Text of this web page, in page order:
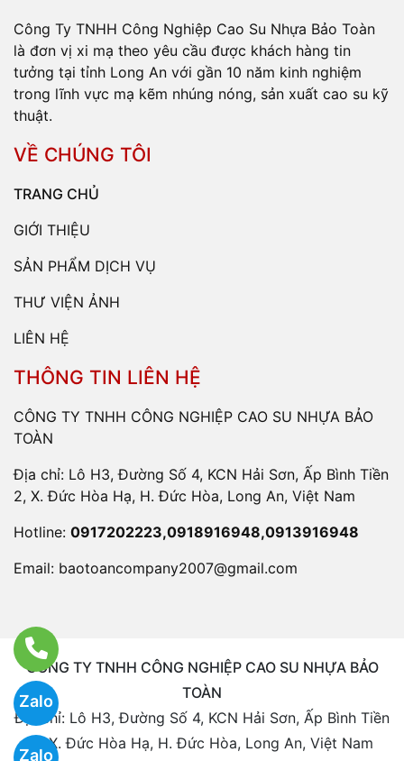
Zalo
Zalo
Công Ty TNHH Công Nghiệp Cao Su Nhựa Bảo Toàn
là đơn vị xi mạ theo yêu cầu được khách hàng tin
tưởng tại tỉnh Long An với gần 10 năm kinh nghiệm
trong lĩnh vực mạ kẽm nhúng nóng, sản xuất cao su kỹ
thuật.
VỀ CHÚNG TÔI
TRANG CHỦ
GIỚI THIỆU
SẢN PHẨM DỊCH VỤ
THƯ VIỆN ẢNH
LIÊN HỆ
THÔNG TIN LIÊN HỆ
CÔNG TY TNHH CÔNG NGHIỆP CAO SU NHỰA BẢO
TOÀN
Địa chỉ: Lô H3, Đường Số 4, KCN Hải Sơn, Ấp Bình Tiền
2, X. Đức Hòa Hạ, H. Đức Hòa, Long An, Việt Nam
Hotline: 0917202223,0918916948,0913916948
Email: baotoancompany2007@gmail.com
CÔNG TY TNHH CÔNG NGHIỆP CAO SU NHỰA BẢO
TOÀN
Địa chỉ: Lô H3, Đường Số 4, KCN Hải Sơn, Ấp Bình Tiền
2, X. Đức Hòa Hạ, H. Đức Hòa, Long An, Việt Nam